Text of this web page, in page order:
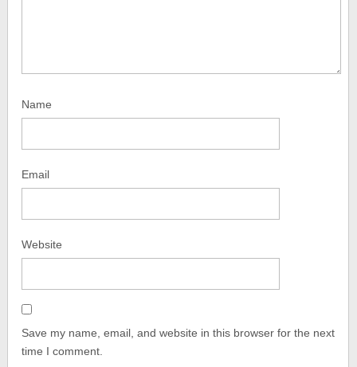
Name
Email
Website
Save my name, email, and website in this browser for the next
time I comment.